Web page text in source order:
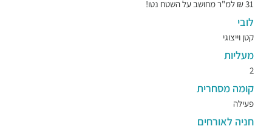
31 ₪ למ"ר מחושב על השטח נטו!
לובי
קטן וייצוגי
מעליות
2
קומה מסחרית
פעילה
חניה לאורחים